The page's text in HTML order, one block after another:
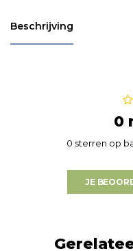
Beschrijving
0
0 sterren op
JE